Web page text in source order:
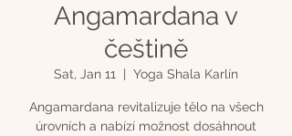
Angamardana v
češtině
Sat, Jan 11 Yoga Shala Karlín
Angamardana revitalizuje tělo na všech
úrovních a nabízí možnost dosáhnout